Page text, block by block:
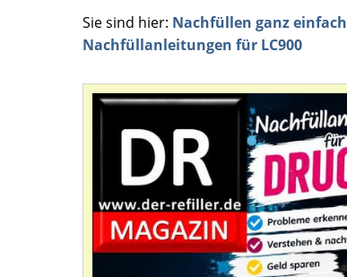
Sie sind hier: Nachfüllen ganz einfach
Nachfüllanleitungen für LC900